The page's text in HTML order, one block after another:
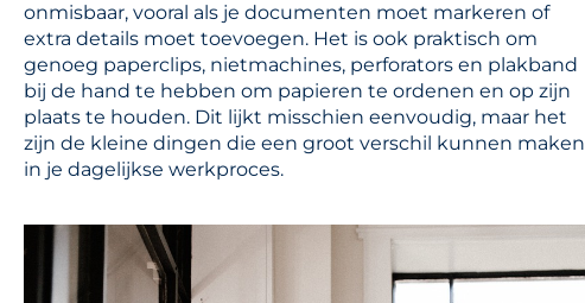
onmisbaar, vooral als je documenten moet markeren of
extra details moet toevoegen. Het is ook praktisch om
genoeg paperclips, nietmachines, perforators en plakband
bij de hand te hebben om papieren te ordenen en op zijn
plaats te houden. Dit lijkt misschien eenvoudig, maar het
zijn de kleine dingen die een groot verschil kunnen maken
in je dagelijkse werkproces.